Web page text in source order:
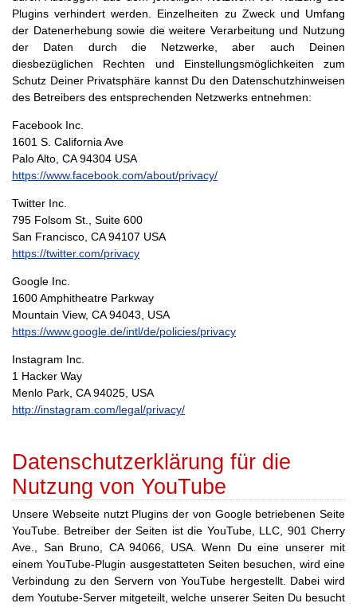
Plugins verhindert werden. Einzelheiten zu Zweck und Umfang
der Datenerhebung sowie die weitere Verarbeitung und Nutzung
der Daten durch die Netzwerke, aber auch Deinen
diesbezüglichen Rechten und Einstellungsmöglichkeiten zum
Schutz Deiner Privatsphäre kannst Du den Datenschutzhinweisen
des Betreibers des entsprechenden Netzwerks entnehmen:
Facebook Inc.
1601 S. California Ave
Palo Alto, CA 94304 USA
https://www.facebook.com/about/privacy/
Twitter Inc.
795 Folsom St., Suite 600
San Francisco, CA 94107 USA
https://twitter.com/privacy
Google Inc.
1600 Amphitheatre Parkway
Mountain View, CA 94043, USA
https://www.google.de/intl/de/policies/privacy
Instagram Inc.
1 Hacker Way
Menlo Park, CA 94025, USA
http://instagram.com/legal/privacy/
Datenschutzerklärung für die
Nutzung von YouTube
Unsere Webseite nutzt Plugins der von Google betriebenen Seite
YouTube. Betreiber der Seiten ist die YouTube, LLC, 901 Cherry
Ave., San Bruno, CA 94066, USA. Wenn Du eine unserer mit
einem YouTube-Plugin ausgestatteten Seiten besuchen, wird eine
Verbindung zu den Servern von YouTube hergestellt. Dabei wird
dem Youtube-Server mitgeteilt, welche unserer Seiten Du besucht